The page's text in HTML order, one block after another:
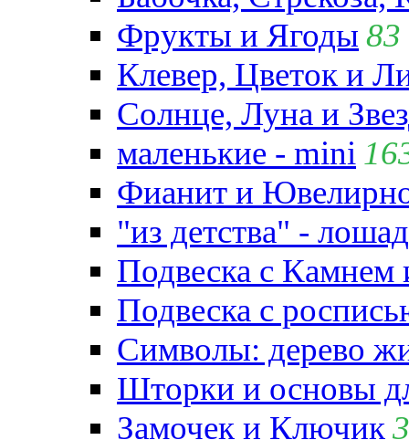
Фрукты и Ягоды 83
Клевер, Цветок и
Солнце, Луна и
маленькие - mini
Фианит и
"из детства" -
Подвеска с
Подвеска с
Символы: дерево
Шторки и основы
Замочек и Ключик